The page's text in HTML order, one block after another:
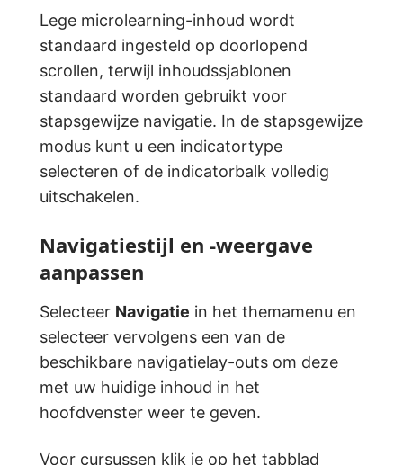
Lege microlearning-inhoud wordt
standaard ingesteld op doorlopend
scrollen, terwijl inhoudssjablonen
standaard worden gebruikt voor
stapsgewijze navigatie. In de stapsgewijze
modus kunt u een indicatortype
selecteren of de indicatorbalk volledig
uitschakelen.
Navigatiestijl en -weergave
aanpassen
Selecteer Navigatie in het themamenu en
selecteer vervolgens een van de
beschikbare navigatielay-outs om deze
met uw huidige inhoud in het
hoofdvenster weer te geven.
Voor cursussen klik je op het tabblad